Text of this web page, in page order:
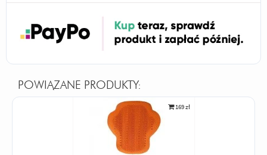
POWIĄZANE PRODUKTY:
169 zł